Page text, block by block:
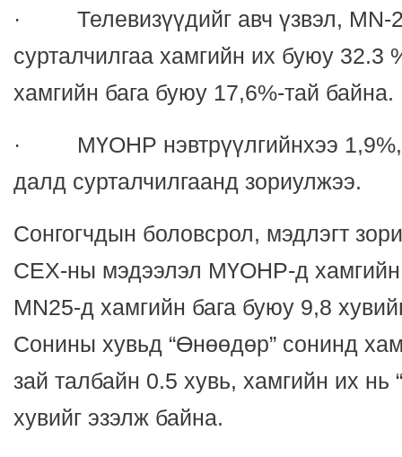
· Телевизүүдийг авч үзвэл, MN-
сурталчилгаа хамгийн их буюу 32.3
хамгийн бага буюу 17,6%-тай байна.
· МҮОНР нэвтрүүлгийнхээ
далд сурталчилгаанд зориулжээ.
Сонгогчдын боловсрол, мэдлэгт
СЕХ-ны мэдээлэл МҮОНР-д хамгийн
MN25-д хамгийн бага буюу 9,8
Сонины хувьд “Өнөөдөр” сонинд
зай талбайн 0.5 хувь, хамгийн их нь
хувийг эзэлж байна.